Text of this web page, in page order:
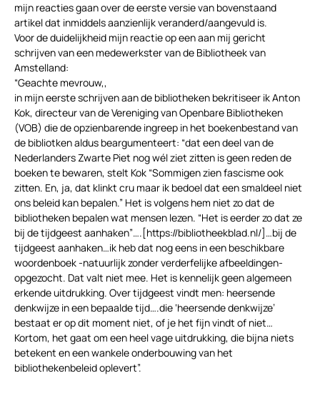
mijn reacties gaan over de eerste versie van bovenstaand
artikel dat inmiddels aanzienlijk veranderd/aangevuld is.
Voor de duidelijkheid mijn reactie op een aan mij gericht
schrijven van een medewerkster van de Bibliotheek van
Amstelland:
“Geachte mevrouw,,
in mijn eerste schrijven aan de bibliotheken bekritiseer ik Anton
Kok, directeur van de Vereniging van Openbare Bibliotheken
(VOB) die de opzienbarende ingreep in het boekenbestand van
de bibliotken aldus beargumenteert: “dat een deel van de
Nederlanders Zwarte Piet nog wél ziet zitten is geen reden de
boeken te bewaren, stelt Kok “Sommigen zien fascisme ook
zitten. En, ja, dat klinkt cru maar ik bedoel dat een smaldeel niet
ons beleid kan bepalen.” Het is volgens hem niet zo dat de
bibliotheken bepalen wat mensen lezen. “Het is eerder zo dat ze
bij de tijdgeest aanhaken”….[https://bibliotheekblad.nl/]…bij de
tijdgeest aanhaken…ik heb dat nog eens in een beschikbare
woordenboek -natuurlijk zonder verderfelijke afbeeldingen-
opgezocht. Dat valt niet mee. Het is kennelijk geen algemeen
erkende uitdrukking. Over tijdgeest vindt men: heersende
denkwijze in een bepaalde tijd….die ‘heersende denkwijze’
bestaat er op dit moment niet, of je het fijn vindt of niet…
Kortom, het gaat om een heel vage uitdrukking, die bijna niets
betekent en een wankele onderbouwing van het
bibliothekenbeleid oplevert”.